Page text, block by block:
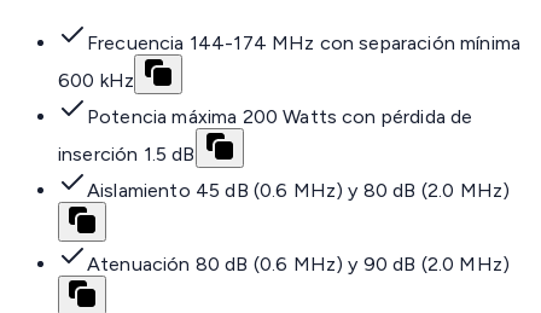
Frecuencia 144-174 MHz con separación mínima
600 kHz
Potencia máxima 200 Watts con pérdida de
inserción 1.5 dB
Aislamiento 45 dB (0.6 MHz) y 80 dB (2.0 MHz)
Atenuación 80 dB (0.6 MHz) y 90 dB (2.0 MHz)